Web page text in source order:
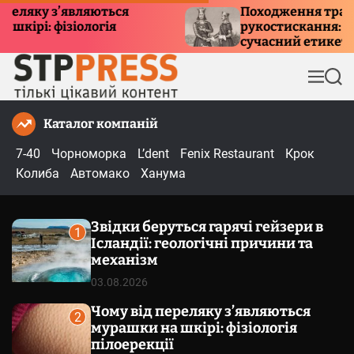
з’являються
Походження традиції
рукостискання: історія,
сучасний етикет
М
е
П
о
Каталог компаній
7-40
Чорноморка L’dent Fenix Restaurant
Крок
Колиба
Автомако Ханума
1
Звідки беруться гарячі гейзери в
Ісландії: геологічні причини та
механізм
03.08.2026
2
Чому від переляку з’являються
мурашки на шкірі: фізіологія
пілоерекції